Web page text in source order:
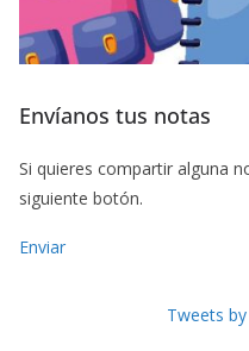
Envíanos tus notas
Si quieres compartir alguna
siguiente botón.
Enviar
Tweets